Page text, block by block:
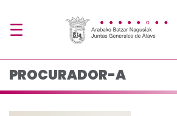
ATIN RUIZ DE
PROCURADOR-A